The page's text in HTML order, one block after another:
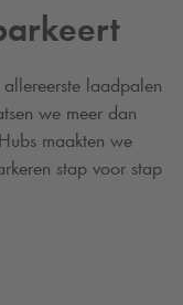
laadpalen
we meer dan
maakten we
stap voor stap